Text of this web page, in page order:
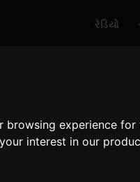
browsing experience
interest in our
રેડિયો